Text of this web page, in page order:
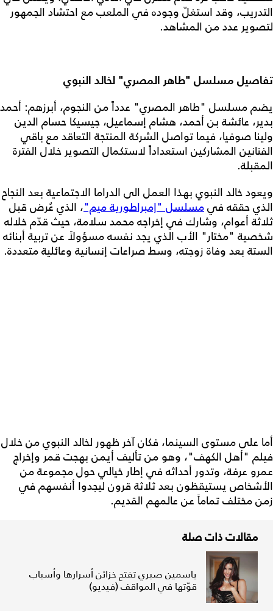
التدريب، وقد استغلّ وجوده في الملعب مع احتشاد الجمهور
لتصوير عدد من المشاهد.
تفاصيل مسلسل "طاهر المصري" لخالد النبوي
يضم مسلسل "طاهر المصري" عدداً من النجوم، أبرزهم: أحمد
بدير، عائشة بن أحمد، هشام إسماعيل، جيسيكا حسام الدين
ولينا صوفيا، فيما تواصل الشركة المنتجة التعاقد مع باقي
الفنانين المشاركين استعداداً لاستكمال التصوير خلال الفترة
المقبلة.
ويعود خالد النبوي بهذا العمل الى الدراما الاجتماعية بعد النجاح
الذي حققه فيمسلسل "إمبراطورية ميم"، الذي عُرض قبل
ثلاثة أعوام، وشارك في إخراجه محمد سلامة، حيث قدّم خلاله
شخصية "مختار" الأب الذي يجد نفسه مسؤولاً عن تربية أبنائه
الستة بعد وفاة زوجته، وسط صراعات إنسانية وعائلية متعددة.
أما على مستوى السينما، فكان آخر ظهور لخالد النبوي من خلال
فيلم "أهل الكهف"، وهو من تأليف أيمن بهجت قمر وإخراج
عمرو عرفة، وتدور أحداثه في إطار خيالي حول مجموعة من
الأشخاص يستيقظون بعد ثلاثة قرون ليجدوا أنفسهم في
زمن مختلف تماماً عن عالمهم القديم.
مقالات ذات صلة
ياسمين صبري تفتح خزائن أسرارها وأسباب
قوّتها في المواقف (فيديو)